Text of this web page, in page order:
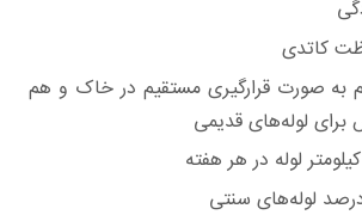
کاتدی
به صورت قرارگیری مستقیم در خاک و هم
لوله‌های قدیمی